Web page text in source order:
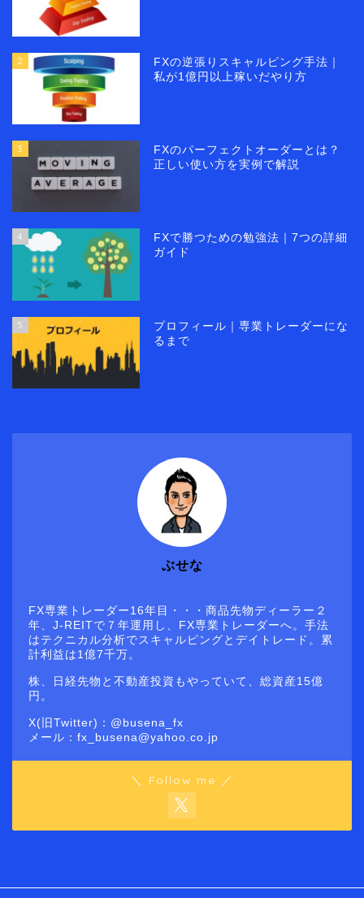
2
FXの逆張りスキャルピング手法｜
私が1億円以上稼いだやり方
3
FXのパーフェクトオーダーとは？
正しい使い方を実例で解説
4
FXで勝つための勉強法｜7つの詳細
ガイド
5
プロフィール｜専業トレーダーにな
るまで
ぶせな
FX専業トレーダー16年目・・・商品先物ディーラー２
年、J-REITで７年運用し、FX専業トレーダーへ。手法
はテクニカル分析でスキャルピングとデイトレード。累
計利益は1億7千万。
株、日経先物と不動産投資もやっていて、総資産15億
円。
X(旧Twitter)：@busena_fx
メール：fx_busena@yahoo.co.jp
＼ Follow me ／